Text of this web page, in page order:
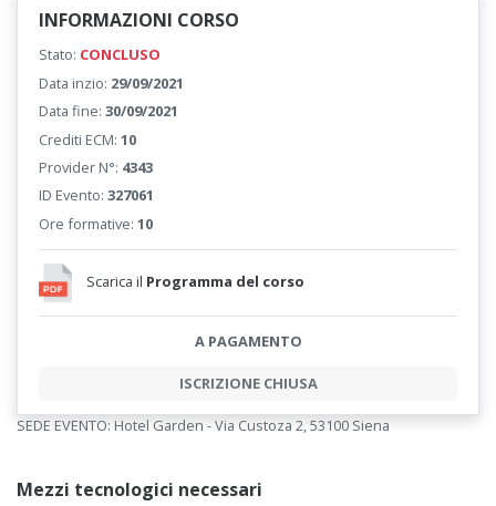
INFORMAZIONI CORSO
Stato: CONCLUSO
Data inzio: 29/09/2021
Data fine:30/09/2021
Crediti ECM:10
Provider N°: 4343
ID Evento:327061
Ore formative:10
Scarica il Programma del corso
A PAGAMENTO
ISCRIZIONE CHIUSA
SEDE EVENTO: Hotel Garden - Via Custoza 2, 53100 Siena
Mezzi tecnologici necessari